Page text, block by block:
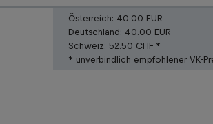
Österreich: 40.00 EUR
Deutschland: 40.00 EUR
Schweiz: 52.50 CHF *
* unverbindlich empfohlener VK-